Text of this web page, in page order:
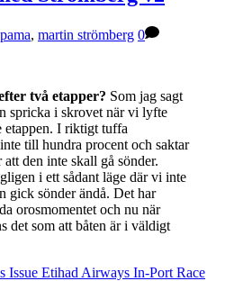
, martin strömberg 0
två etapper? Som jag sagt
spricka i skrovet när vi lyfte
etappen. I riktigt tuffa
till hundra procent och saktar
den inte skall gå sönder.
i ett sådant läge där vi inte
gick sönder ändå. Det har
orosmomentet och nu när
det som att båten är i väldigt
Issue Etihad Airways In-Port Race